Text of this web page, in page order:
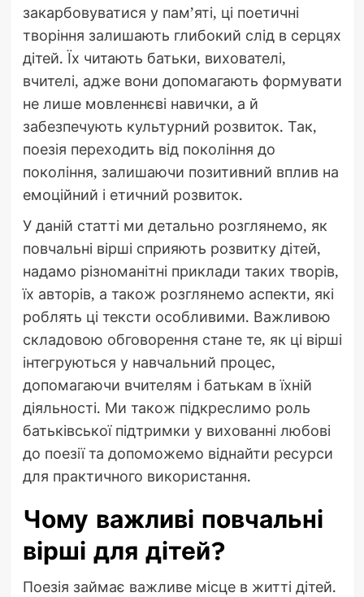
закарбовуватися у пам’яті, ці поетичні
творіння залишають глибокий слід в серцях
дітей. Їх читають батьки, вихователі,
вчителі, адже вони допомагають формувати
не лише мовленнєві навички, а й
забезпечують культурний розвиток. Так,
поезія переходить від покоління до
покоління, залишаючи позитивний вплив на
емоційний і етичний розвиток.
У даній статті ми детально розглянемо, як
повчальні вірші сприяють розвитку дітей,
надамо різноманітні приклади таких творів,
їх авторів, а також розглянемо аспекти, які
роблять ці тексти особливими. Важливою
складовою обговорення стане те, як ці вірші
інтегруються у навчальний процес,
допомагаючи вчителям і батькам в їхній
діяльності. Ми також підкреслимо роль
батьківської підтримки у вихованні любові
до поезії та допоможемо віднайти ресурси
для практичного використання.
Чому важливі повчальні
вірші для дітей?
Поезія займає важливе місце в житті дітей.